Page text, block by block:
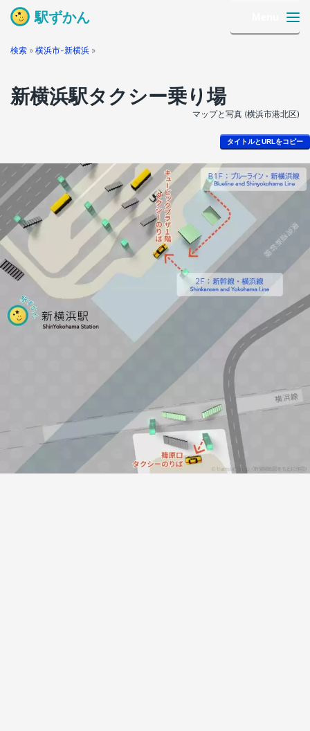
駅ずかん
検索 » 横浜市-新横浜 »
新横浜駅タクシー乗り場
マップと写真 (横浜市港北区)
タイトルとURLをコピー